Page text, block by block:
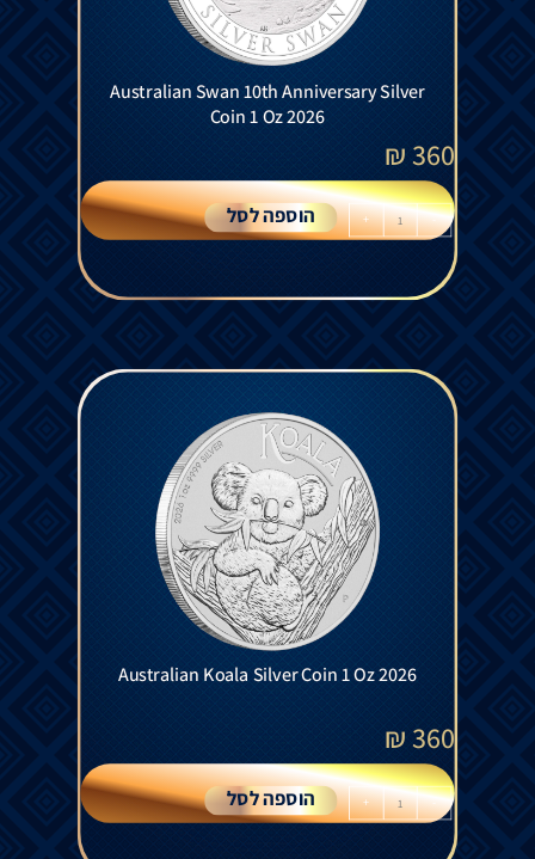
Australian Swan 10th Anniversary Silver
Coin 1 Oz 2026
360
₪
-
+ הוספה לסל
Australian Koala Silver Coin 1 Oz 2026
360
₪
-
+ הוספה לסל